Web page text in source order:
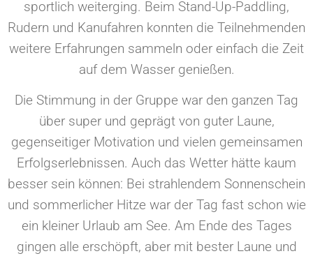
sportlich weiterging. Beim Stand-Up-Paddling,
Rudern und Kanufahren konnten die Teilnehmenden
weitere Erfahrungen sammeln oder einfach die Zeit
auf dem Wasser genießen.
Die Stimmung in der Gruppe war den ganzen Tag
über super und geprägt von guter Laune,
gegenseitiger Motivation und vielen gemeinsamen
Erfolgserlebnissen. Auch das Wetter hätte kaum
besser sein können: Bei strahlendem Sonnenschein
und sommerlicher Hitze war der Tag fast schon wie
ein kleiner Urlaub am See. Am Ende des Tages
gingen alle erschöpft, aber mit bester Laune und